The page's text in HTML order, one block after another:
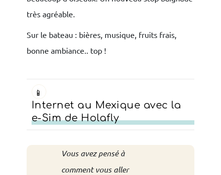
très agréable.
Sur le bateau : bières, musique, fruits frais,
bonne ambiance.. top !
📱
Internet au Mexique avec la
e-Sim de Holafly
Vous avez pensé à
comment vous aller